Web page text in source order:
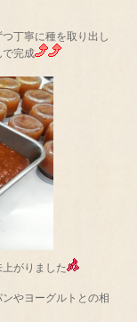
丁寧に種を取り出し
で完成
上がりました
ンやヨーグルトとの相